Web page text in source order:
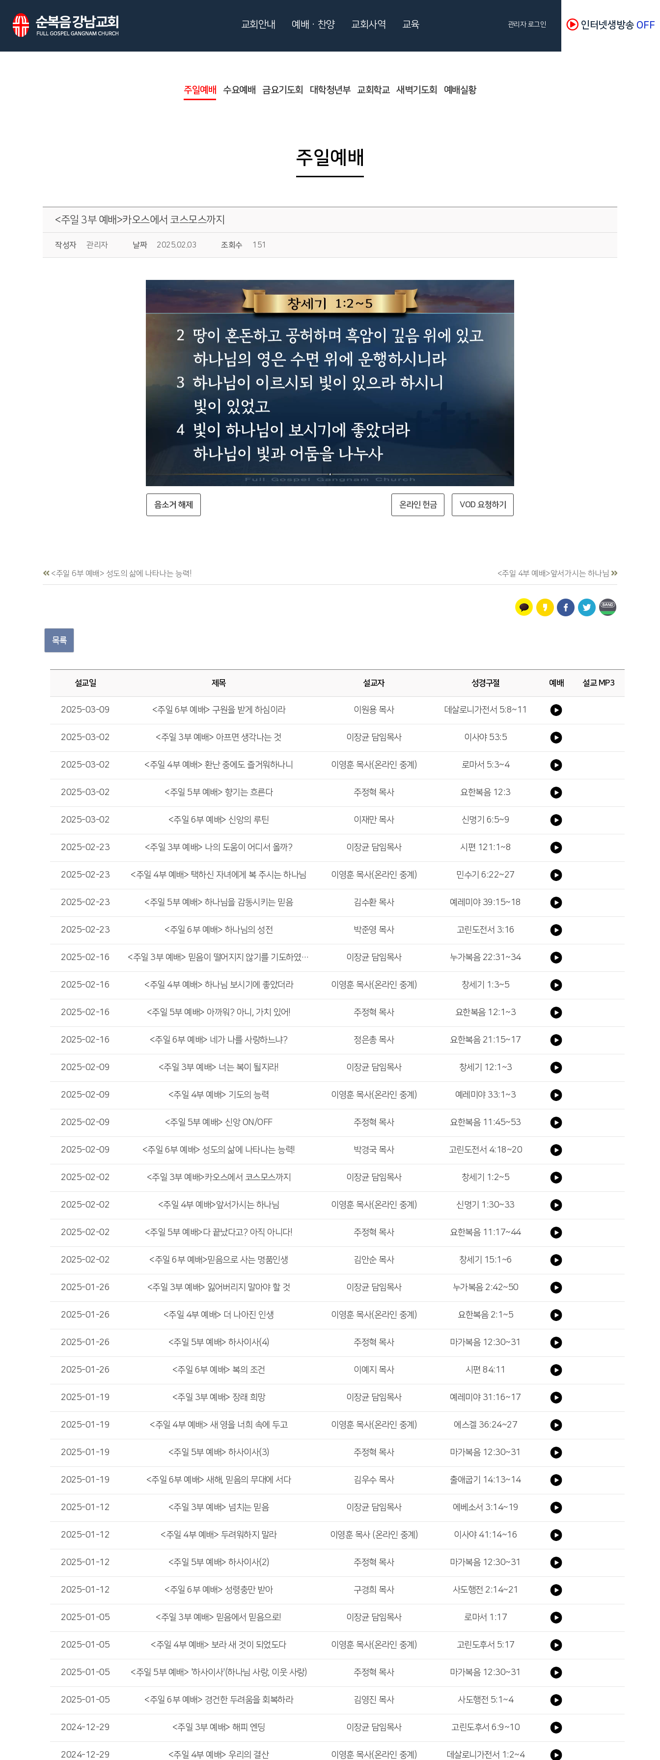
주일예배 수요예배 금요기도회 대학청년부 교회학교 새벽기도회 예배실황
주일예배
<주일 3부 예배>카오스에서 코스모스까지
작성자 관리자 날짜 2025.02.03 조회수 151
음소거 해제 VOD 요청하기
온라인 헌금
<주일 6부 예배> 성도의 삶에 나타나는 능력! <주일 4부 예배>앞서가시는 하나님
목록
설교일 제목 설교자 성경구절 예배 설교 MP3
2025-03-09 <주일 6부 예배> 구원을 받게 하심이라 이원용 목사 데살로니가전서 5:8~11
2025-03-02 <주일 3부 예배> 아프면 생각나는 것 이장균 담임목사 이사야 53:5
2025-03-02 <주일 4부 예배> 환난 중에도 즐거워하나니 이영훈 목사(온라인 중계) 로마서 5:3~4
2025-03-02 <주일 5부 예배> 향기는 흐른다 주정혁 목사 요한복음 12:3
2025-03-02 <주일 6부 예배> 신앙의 루틴 이재만 목사 신명기 6:5~9
2025-02-23 <주일 3부 예배> 나의 도움이 어디서 올까? 이장균 담임목사 시편 121:1~8
2025-02-23 <주일 4부 예배> 택하신 자녀에게 복 주시는 하나님 이영훈 목사(온라인 중계) 민수기 6:22~27
2025-02-23 <주일 5부 예배> 하나님을 감동시키는 믿음 김수환 목사 예레미야 39:15~18
2025-02-23 <주일 6부 예배> 하나님의 성전 박준영 목사 고린도전서 3:16
2025-02-16 <주일 3부 예배> 믿음이 떨어지지 않기를 기도하였노니 이장균 담임목사 누가복음 22:31~34
2025-02-16 <주일 4부 예배> 하나님 보시기에 좋았더라 이영훈 목사(온라인 중계) 창세기 1:3~5
2025-02-16 <주일 5부 예배> 아까워? 아니, 가치 있어! 주정혁 목사 요한복음 12:1~3
2025-02-16 <주일 6부 예배> 네가 나를 사랑하느냐? 정은총 목사 요한복음 21:15~17
2025-02-09 <주일 3부 예배> 너는 복이 될지라! 이장균 담임목사 창세기 12:1~3
2025-02-09 <주일 4부 예배> 기도의 능력 이영훈 목사(온라인 중계) 예레미야 33:1~3
2025-02-09 <주일 5부 예배> 신앙 ON/OFF 주정혁 목사 요한복음 11:45~53
2025-02-09 <주일 6부 예배> 성도의 삶에 나타나는 능력! 박경국 목사 고린도전서 4:18~20
2025-02-02 <주일 3부 예배>카오스에서 코스모스까지 이장균 담임목사 창세기 1:2~5
2025-02-02 <주일 4부 예배>앞서가시는 하나님 이영훈 목사(온라인 중계) 신명기 1:30~33
2025-02-02 <주일 5부 예배>다 끝났다고? 아직 아니다! 주정혁 목사 요한복음 11:17~44
2025-02-02 <주일 6부 예배>믿음으로 사는 명품인생 김안순 목사 창세기 15:1~6
2025-01-26 <주일 3부 예배> 잃어버리지 말아야 할 것 이장균 담임목사 누가복음 2:42~50
2025-01-26 <주일 4부 예배> 더 나아진 인생 이영훈 목사(온라인 중계) 요한복음 2:1~5
2025-01-26 <주일 5부 예배> 하사이사(4) 주정혁 목사 마가복음 12:30~31
2025-01-26 <주일 6부 예배> 복의 조건 이예지 목사 시편 84:11
2025-01-19 <주일 3부 예배> 장래 희망 이장균 담임목사 예레미야 31:16~17
2025-01-19 <주일 4부 예배> 새 영을 너희 속에 두고 이영훈 목사(온라인 중계) 에스겔 36:24~27
2025-01-19 <주일 5부 예배> 하사이사(3) 주정혁 목사 마가복음 12:30~31
2025-01-19 <주일 6부 예배> 새해, 믿음의 무대에 서다 김우수 목사 출애굽기 14:13~14
2025-01-12 <주일 3부 예배> 넘치는 믿음 이장균 담임목사 에베소서 3:14~19
2025-01-12 <주일 4부 예배> 두려워하지 말라 이영훈 목사 (온라인 중계) 이사야 41:14~16
2025-01-12 <주일 5부 예배> 하사이사(2) 주정혁 목사 마가복음 12:30~31
2025-01-12 <주일 6부 예배> 성령충만 받아 구경희 목사 사도행전 2:14~21
2025-01-05 <주일 3부 예배> 믿음에서 믿음으로! 이장균 담임목사 로마서 1:17
2025-01-05 <주일 4부 예배> 보라 새 것이 되었도다 이영훈 목사(온라인 중계) 고린도후서 5:17
2025-01-05 <주일 5부 예배> '하사이사'(하나님 사랑, 이웃 사랑) 주정혁 목사 마가복음 12:30~31
2025-01-05 <주일 6부 예배> 경건한 두려움을 회복하라 김영진 목사 사도행전 5:1~4
2024-12-29 <주일 3부 예배> 해피 엔딩 이장균 담임목사 고린도후서 6:9~10
2024-12-29 <주일 4부 예배> 우리의 결산 이영훈 목사(온라인 중계) 데살로니가전서 1:2~4
교회안내 예배ㆍ찬양 교회사역 교육 관리자 로그인 인터넷생방송 OFF